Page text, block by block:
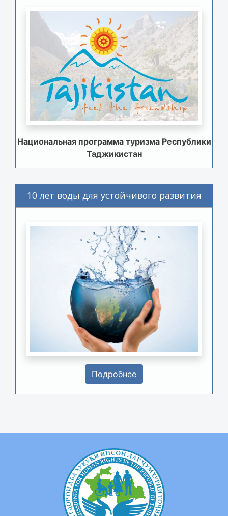
Национальная программа туризма Республики
Таджикистан
10 лет воды для устойчивого развития
Подробнее